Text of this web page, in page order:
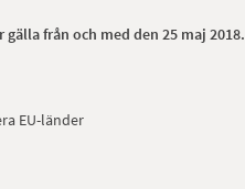
från och med den 25 maj 2018.
EU-länder